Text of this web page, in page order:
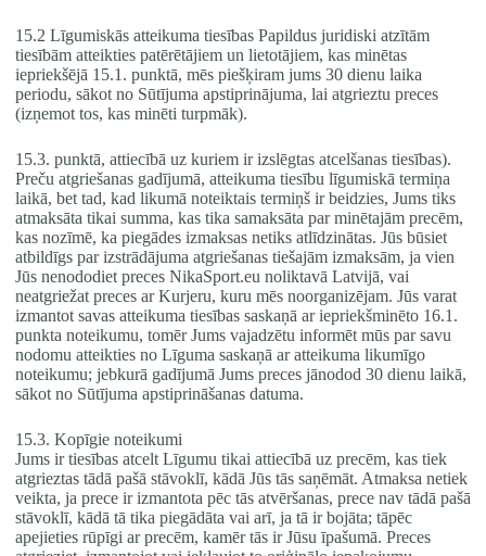
15.2 Līgumiskās atteikuma tiesības Papildus juridiski atzītām
tiesībām atteikties patērētājiem un lietotājiem, kas minētas
iepriekšējā 15.1. punktā, mēs piešķiram jums 30 dienu laika
periodu, sākot no Sūtījuma apstiprinājuma, lai atgrieztu preces
(izņemot tos, kas minēti turpmāk).
15.3. punktā, attiecībā uz kuriem ir izslēgtas atcelšanas tiesības).
Preču atgriešanas gadījumā, atteikuma tiesību līgumiskā termiņa
laikā, bet tad, kad likumā noteiktais termiņš ir beidzies, Jums tiks
atmaksāta tikai summa, kas tika samaksāta par minētajām precēm,
kas nozīmē, ka piegādes izmaksas netiks atlīdzinātas. Jūs būsiet
atbildīgs par izstrādājuma atgriešanas tiešajām izmaksām, ja vien
Jūs nenododiet preces NikaSport.eu noliktavā Latvijā, vai
neatgriežat preces ar Kurjeru, kuru mēs noorganizējam. Jūs varat
izmantot savas atteikuma tiesības saskaņā ar iepriekšminēto 16.1.
punkta noteikumu, tomēr Jums vajadzētu informēt mūs par savu
nodomu atteikties no Līguma saskaņā ar atteikuma likumīgo
noteikumu; jebkurā gadījumā Jums preces jānodod 30 dienu laikā,
sākot no Sūtījuma apstiprināšanas datuma.
15.3. Kopīgie noteikumi
Jums ir tiesības atcelt Līgumu tikai attiecībā uz precēm, kas tiek
atgrieztas tādā pašā stāvoklī, kādā Jūs tās saņēmāt. Atmaksa netiek
veikta, ja prece ir izmantota pēc tās atvēršanas, prece nav tādā pašā
stāvoklī, kādā tā tika piegādāta vai arī, ja tā ir bojāta; tāpēc
apejieties rūpīgi ar precēm, kamēr tās ir Jūsu īpašumā. Preces